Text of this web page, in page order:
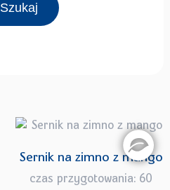
Szukaj
Sernik na zimno z mango
czas przygotowania: 60